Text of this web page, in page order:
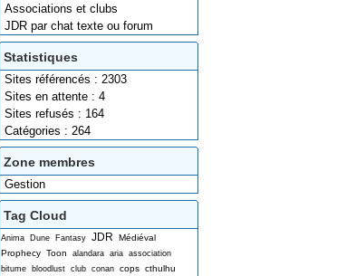
Associations et clubs
JDR par chat texte ou forum
Statistiques
Sites référencés : 2303
Sites en attente : 4
Sites refusés : 164
Catégories : 264
Zone membres
Gestion
Tag Cloud
Anima Dune Fantasy JDR
Médiéval
Prophecy Toon alandara aria association
bitume
bloodlust club conan cops cthulhu